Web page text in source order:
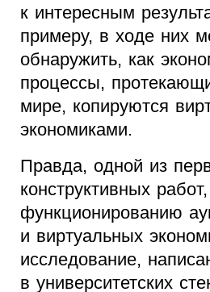
к интересным
примеру, в ходе них
обнаружить, как
процессы,
мире, копируются
экономиками.
Правда, одной из
конструктивных
функционированию
и виртуальных
исследование,
в университетских